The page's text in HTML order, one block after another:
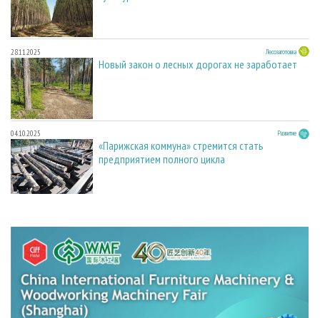
28.11.2025 Лесозаготовка
Новый закон о лесных дорогах не заработает
04.10.2025 Развитие
«Парижская коммуна» стремится стать
предприятием полного цикла